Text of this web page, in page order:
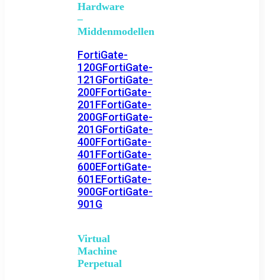
Hardware
–
Middenmodellen
FortiGate-
120GFortiGate-
121GFortiGate-
200FFortiGate-
201FFortiGate-
200GFortiGate-
201GFortiGate-
400FFortiGate-
401FFortiGate-
600EFortiGate-
601EFortiGate-
900GFortiGate-
901G
Virtual
Machine
Perpetual